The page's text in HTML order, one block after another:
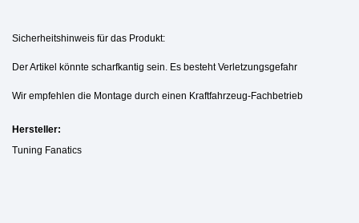
Sicherheitshinweis für das Produkt:
Der Artikel könnte scharfkantig sein. Es besteht Verletzungsgefahr
Wir empfehlen die Montage durch einen Kraftfahrzeug-Fachbetrieb
Hersteller:
Tuning Fanatics